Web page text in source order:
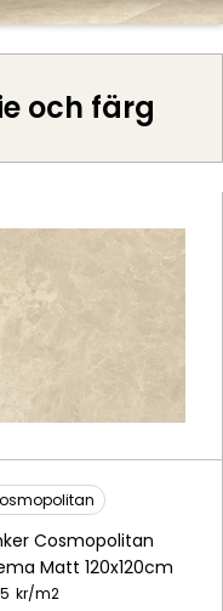
och färg
Cosmopolitan
Matt 120x120cm
kr/m2